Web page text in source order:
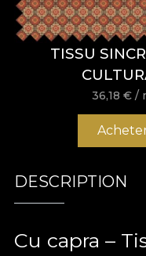
TISSU
36,18€ /
DESCRIPTION
Cu capra –